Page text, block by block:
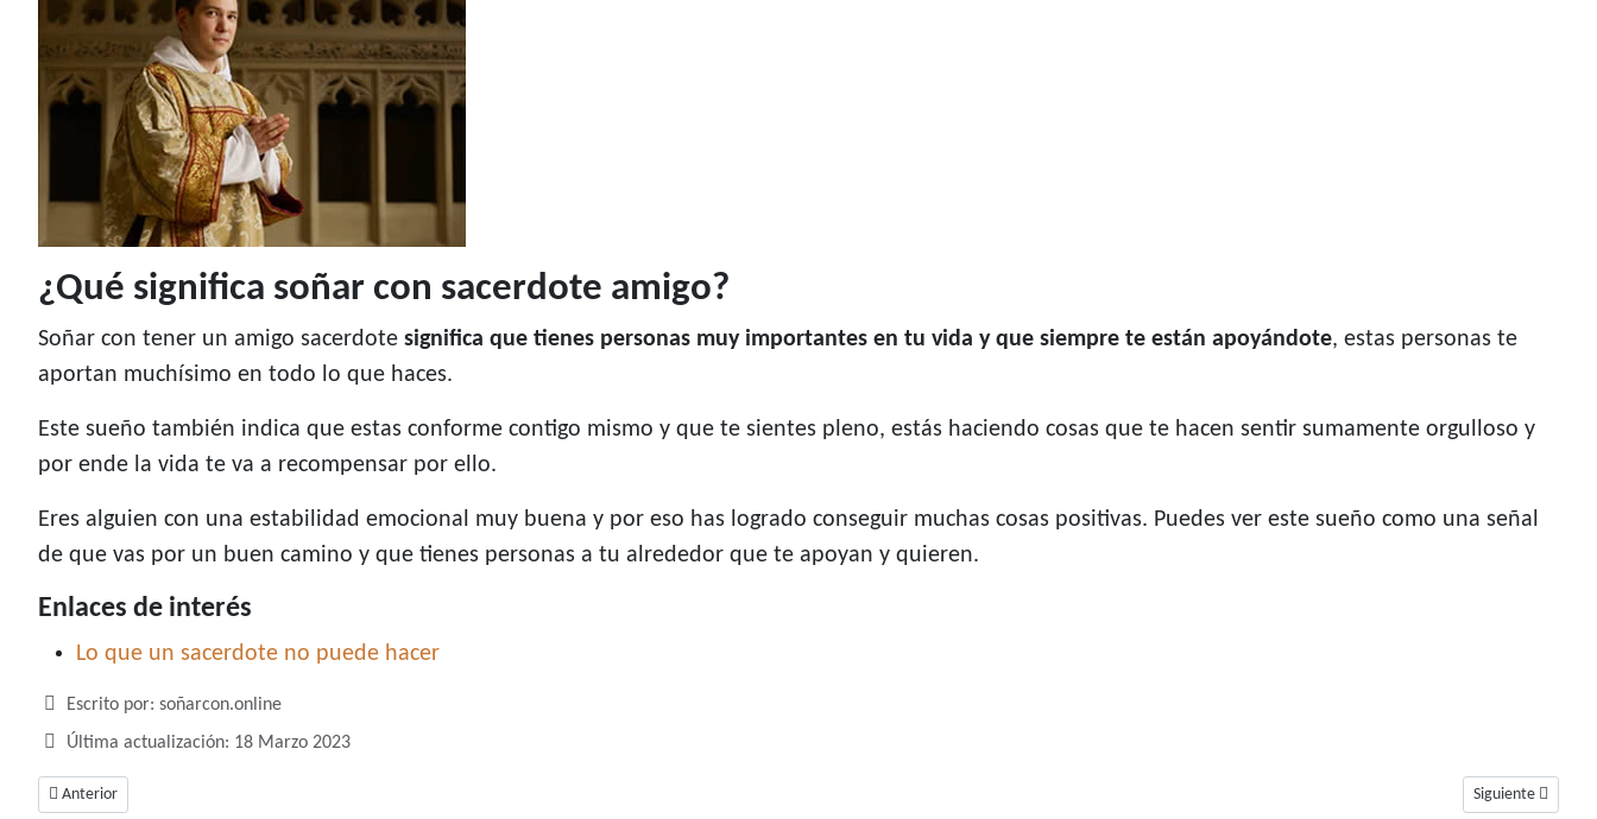
¿Qué significa soñar con sacerdote amigo?
Soñar con tener un amigo sacerdote significa que tienes personas muy importantes en tu vida y que siempre te están apoyándote, estas personas te
aportan muchísimo en todo lo que haces.
Este sueño también indica que estas conforme contigo mismo y que te sientes pleno, estás haciendo cosas que te hacen sentir sumamente orgulloso y
por ende la vida te va a recompensar por ello.
Eres alguien con una estabilidad emocional muy buena y por eso has logrado conseguir muchas cosas positivas. Puedes ver este sueño como una señal
de que vas por un buen camino y que tienes personas a tu alrededor que te apoyan y quieren.
Enlaces de interés
Lo que un sacerdote no puede hacer
Detalles
Escrito por: soñarcon.online
Última actualización: 18 Marzo 2023
Artículo anterior: Soñar con serpientes, un sueño con diversos significados que debes conocer
Anterior Artículo siguiente:
Siguiente